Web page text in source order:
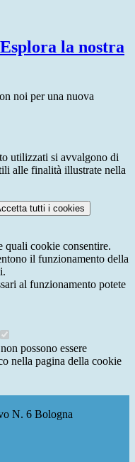
la nostra
noi per una nuova
utilizzati si avvalgono di
alle finalità illustrate nella
tutti i cookies
quali cookie consentire.
il funzionamento della
al funzionamento potete
possono essere
nella pagina della cookie
N. 6 Bologna